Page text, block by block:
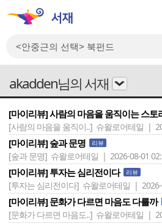
akadden님의 서재
[마이리뷰] 사람의 마음을 움직이는 스토
[사람의 마음을 움직이..] 슈왈로어테일 |
[마이리뷰] 숲과 문명 리뷰
[숲과 문명] 슈왈로어테일 | 2026-08-01
[마이리뷰] 투자는 심리전이다 리뷰
[투자는 심리전이다] 슈왈로어테일 | 2026-
[마이리뷰] 문화가 다르면 마음도 다를까
[문화가 다르면 마음도..] 슈왈로어테일 |